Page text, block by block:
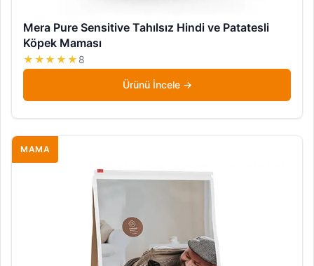
Mera Pure Sensitive Tahılsız Hindi ve Patatesli
Köpek Maması
★★★★★ 8
Ürünü İncele
MAMA